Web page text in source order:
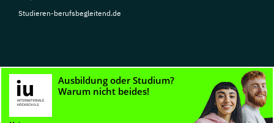
Studieren-berufsbegleitend.de
© Copyright 2026, TarGroup Media GmbH
Nutzungsbedingungen